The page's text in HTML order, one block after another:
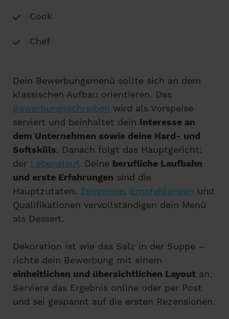
Cook
Chef
Dein Bewerbungsmenü sollte sich an dem
klassischen Aufbau orientieren. Das
Bewerbungsschreiben wird als Vorspeise
serviert und beinhaltet dein Interesse an
dem Unternehmen sowie deine Hard- und
Softskills. Danach folgt das Hauptgericht:
der Lebenslauf. Deine berufliche Laufbahn
und erste Erfahrungen sind die
Hauptzutaten. Zeugnisse, Empfehlungen und
Qualifikationen vervollständigen dein Menü
als Dessert.
Dekoration ist wie das Salz in der Suppe –
richte dein Bewerbung mit einem
einheitlichen und übersichtlichen Layout an.
Serviere das Ergebnis online oder per Post
und sei gespannt auf die ersten Rezensionen.